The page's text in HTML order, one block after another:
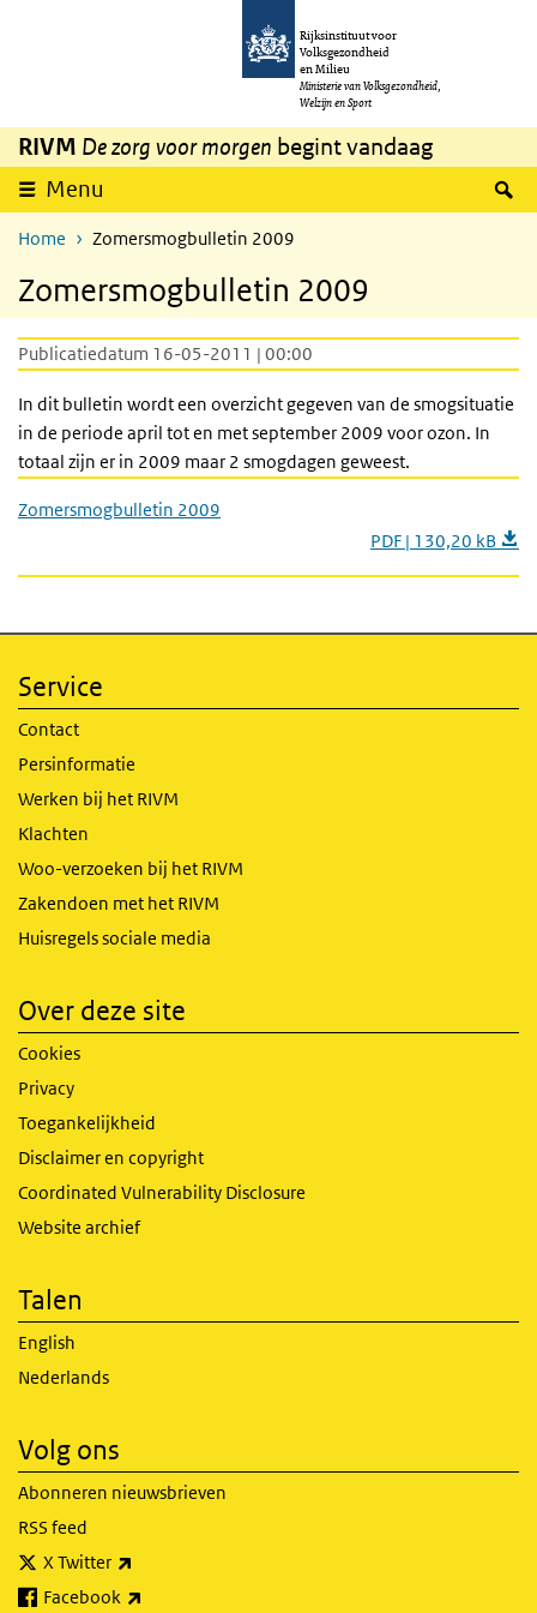
Overslaan en naar de inhoud gaan
Rijksinstituut voor
Volksgezondheid
en Milieu
Ministerie van Volksgezondheid,
Welzijn en Sport
RIVM De zorg voor morgen begint vandaag
Menu
Home Zomersmogbulletin 2009
Zomersmogbulletin 2009
Publicatiedatum 16-05-2011 | 00:00
In dit bulletin wordt een overzicht gegeven van de smogsituatie
in de periode april tot en met september 2009 voor ozon. In
totaal zijn er in 2009 maar 2 smogdagen geweest.
Zomersmogbulletin 2009
PDF | 130,20 kB
Service
Contact
Persinformatie
Werken bij het RIVM
Klachten
Woo-verzoeken bij het RIVM
Zakendoen met het RIVM
Huisregels sociale media
Over deze site
Cookies
Privacy
Toegankelijkheid
Disclaimer en copyright
Coordinated Vulnerability Disclosure
Website archief
Talen
English
Nederlands
Volg ons
Abonneren nieuwsbrieven
RSS feed
X Twitter
Facebook